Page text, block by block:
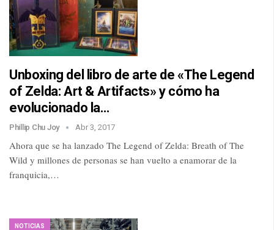
Unboxing del libro de arte de «The Legend
of Zelda: Art & Artifacts» y cómo ha
evolucionado la…
Phillip Chu Joy Abr 3, 2017
Ahora que se ha lanzado The Legend of Zelda: Breath of The
Wild y millones de personas se han vuelto a enamorar de la
franquicia,…
NOTICIAS